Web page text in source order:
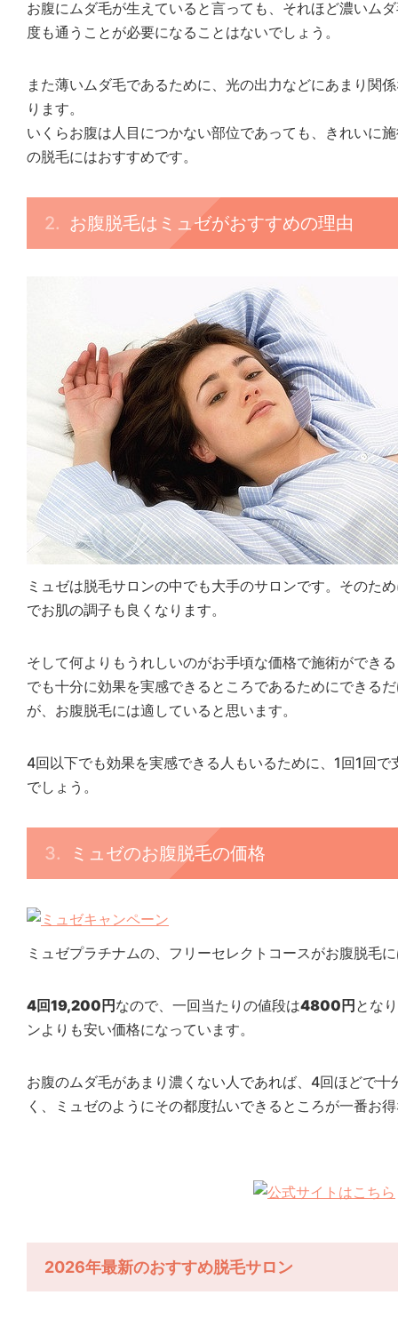
お腹にムダ毛が生えていると言っても、それほど濃いム
度も通うことが必要になることはないでしょう。
また薄いムダ毛であるために、光の出力などにあまり関
ります。
いくらお腹は人目につかない部位であっても、きれいに
の脱毛にはおすすめです。
お腹脱毛はミュゼがおすすめの理由
ミュゼは脱毛サロンの中でも大手のサロンです。そのた
でお肌の調子も良くなります。
そして何よりもうれしいのがお手頃な価格で施術ができ
でも十分に効果を実感できるところであるためにできる
が、お腹脱毛には適していると思います。
4回以下でも効果を実感できる人もいるために、1回1回
でしょう。
ミュゼのお腹脱毛の価格
ミュゼプラチナムの、フリーセレクトコースがお腹脱毛
4回19,200円なので、一回当たりの値段は4800円とな
ンよりも安い価格になっています。
お腹のムダ毛があまり濃くない人であれば、4回ほどで
く、ミュゼのようにその都度払いできるところが一番お
2026年最新のおすすめ脱毛サロン